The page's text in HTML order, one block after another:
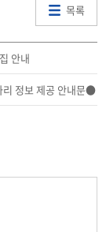
목록
안내
정보 제공 안내문●